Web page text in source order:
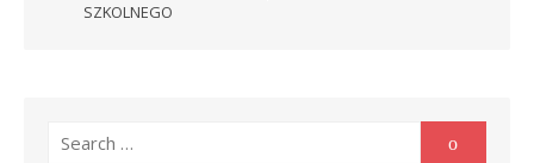
SZKOLNEGO
for: